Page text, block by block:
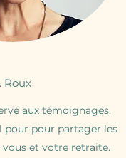
Roux
aux témoignages.
pour pour partager les
et votre retraite.